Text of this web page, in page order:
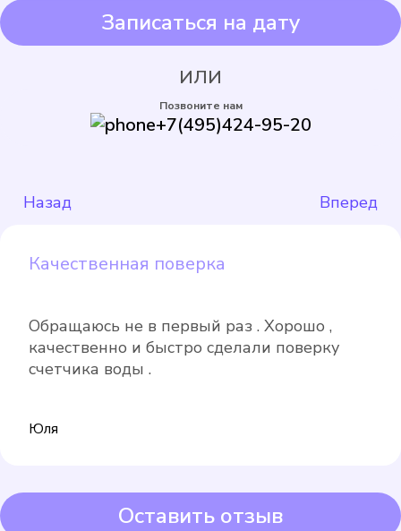
Записаться на дату
ИЛИ
Позвоните нам
+7(495)424-95-20
Назад Вперед
Качественная поверка
Обращаюсь не в первый раз . Хорошо ,
качественно и быстро сделали поверку
счетчика воды .
Юля
Оставить отзыв